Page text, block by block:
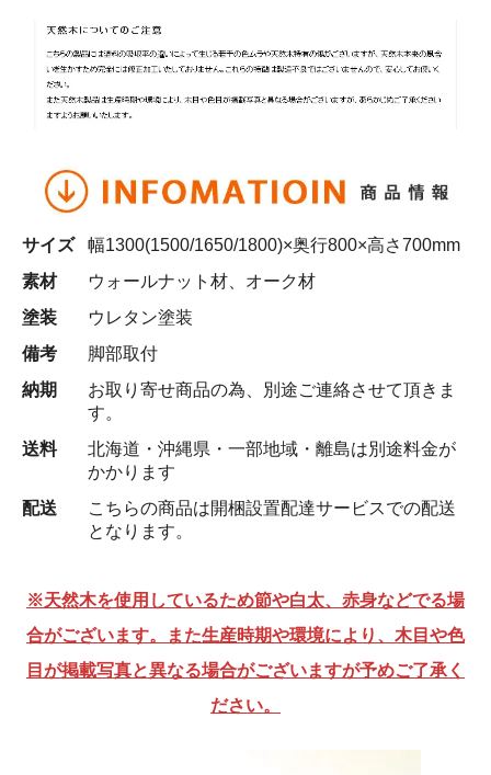
サイズ
幅1300(1500/1650/1800)×奥行800×高さ700mm
素材
ウォールナット材、オーク材
塗装
ウレタン塗装
備考
脚部取付
納期
お取り寄せ商品の為、別途ご連絡させて頂きま
す。
送料
北海道・沖縄県・一部地域・離島は別途料金が
かかります
配送
こちらの商品は開梱設置配達サービスでの配送
となります。
※天然木を使用しているため節や白太、赤身などでる場
合がございます。また生産時期や環境により、木目や色
目が掲載写真と異なる場合がございますが予めご了承く
ださい。